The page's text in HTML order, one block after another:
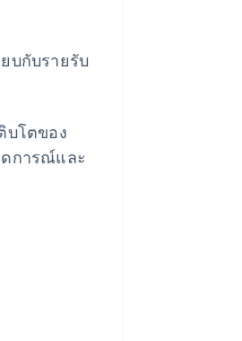
บกับรายรับ
บโตของ
ดการณ์และ